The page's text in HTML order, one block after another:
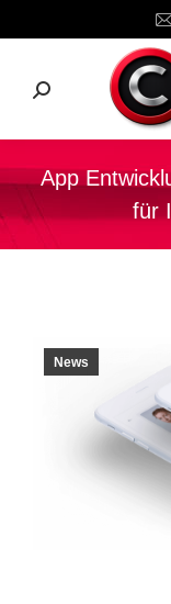
Search:
App
für
News